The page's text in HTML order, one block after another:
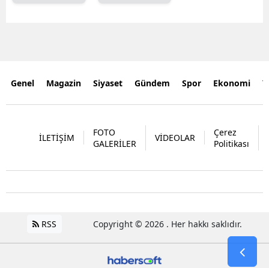
Genel Magazin Siyaset Gündem Spor Ekonomi
İLETİŞİM
FOTO
GALERİLER
VİDEOLAR
Çerez
Politikası
RSS Copyright © 2026 . Her hakkı saklıdır.